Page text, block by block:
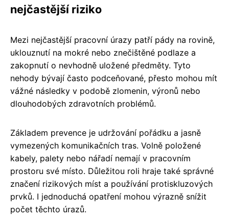
nejčastější riziko
Mezi nejčastější pracovní úrazy patří pády na rovině,
uklouznutí na mokré nebo znečištěné podlaze a
zakopnutí o nevhodně uložené předměty. Tyto
nehody bývají často podceňované, přesto mohou mít
vážné následky v podobě zlomenin, výronů nebo
dlouhodobých zdravotních problémů.
Základem prevence je udržování pořádku a jasně
vymezených komunikačních tras. Volně položené
kabely, palety nebo nářadí nemají v pracovním
prostoru své místo. Důležitou roli hraje také správné
značení rizikových míst a používání protiskluzových
prvků. I jednoduchá opatření mohou výrazně snížit
počet těchto úrazů.